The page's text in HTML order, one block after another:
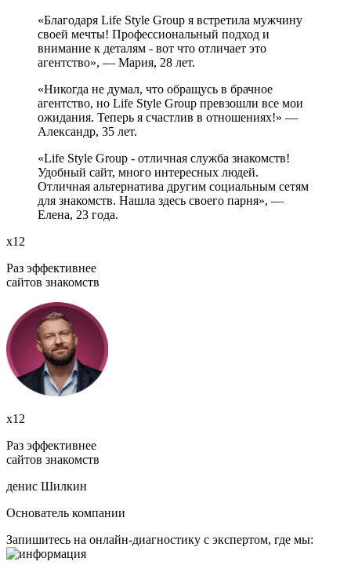
«Благодаря Life Style Group я встретила мужчину
своей мечты! Профессиональный подход и
внимание к деталям - вот что отличает это
агентство», — Мария, 28 лет.
«Никогда не думал, что обращусь в брачное
агентство, но Life Style Group превзошли все мои
ожидания. Теперь я счастлив в отношениях!» —
Александр, 35 лет.
«Life Style Group - отличная служба знакомств!
Удобный сайт, много интересных людей.
Отличная альтернатива другим социальным сетям
для знакомств. Нашла здесь своего парня», —
Елена, 23 года.
х12
Раз эффективнее
сайтов знакомств
х12
Раз эффективнее
сайтов знакомств
денис Шилкин
Основатель компании
Запишитесь на онлайн-диагностику с экспертом, где мы: